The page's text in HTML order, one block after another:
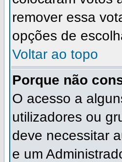
remover essa
opções de
Voltar ao topo
Porque não
O acesso a
utilizadores ou
deve necessitar
e um